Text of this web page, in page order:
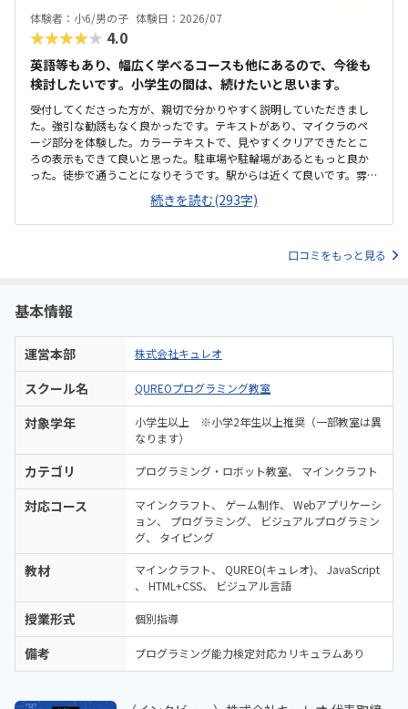
用するため、高くなってしまうのは仕方ないかなとも思います。マイ
クラが使われているということで子どもが興味を持っていました。遊
び感覚で学んでいけるのは良いと思います。
体験者：小6/男の子 体験日：2026/07
★★★★★ 4.0
英語等もあり、幅広く学べるコースも他にあるので、今後も
検討したいです。小学生の間は、続けたいと思います。
受付してくださった方が、親切で分かりやすく説明していただきまし
た。強引な勧誘もなく良かったです。テキストがあり、マイクラのペ
ージ部分を体験した。カラーテキストで、見やすくクリアできたとこ
ろの表示もできて良いと思った。駐車場や駐輪場があるともっと良か
った。徒歩で通うことになりそうです。駅からは近くて良いです。雰囲
気も良く、清潔感もあった。部屋が区切られていて、個人スペースも
確保されていて良かった。基本料金以外に、追加料金があまり無さそ
うで良かった。できれば、毎月1万以内で通いたいです。子供に熱心に
続きを読む(293字)
口コミをもっと見る
基本情報
運営本部 株式会社キュレオ
スクール名 QUREOプログラミング教室
対象学年
小学生以上 ※小学2年生以上推奨（一部教室は異
なります）
カテゴリ プログラミング・ロボット教室 マインクラフト
対応コース マインクラフト ゲーム制作
Webアプリケーシ
ョン
プログラミング
ビジュアルプログラミン
グ
タイピング
教材 マインクラフト QUREO(キュレオ)
JavaScript
HTML+CSS
ビジュアル言語
授業形式 個別指導
備考 プログラミング能力検定対応カリキュラムあり